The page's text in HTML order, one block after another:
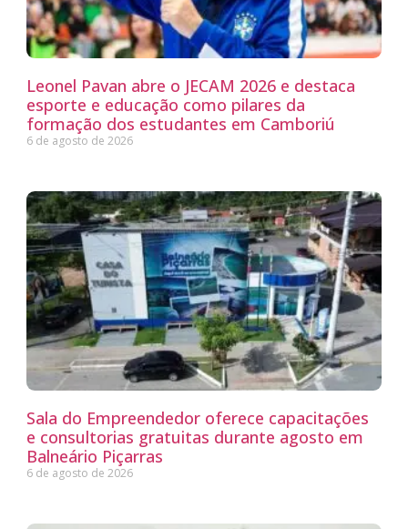
Leonel Pavan abre o JECAM 2026 e destaca
esporte e educação como pilares da
formação dos estudantes em Camboriú
6 de agosto de 2026
Sala do Empreendedor oferece capacitações
e consultorias gratuitas durante agosto em
Balneário Piçarras
6 de agosto de 2026